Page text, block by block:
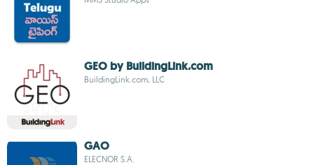
GEO by BuildingLink.com
BuildingLink.com, LLC
GAO
ELECNOR S.A.